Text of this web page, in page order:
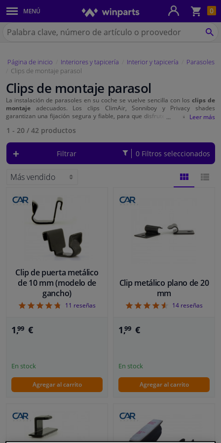
de
la
0
MENÚ
Paneles de la carrocería y montaje
Sistema de Iluminación
Recambios de frenos
Sistema de escape
Suspensión y transmisión
Recambios de refrigeración y calefacción
Piezas de motor y accesorios
Equipaje y transporte
Ventanas y accesorios
Interiores y tapicería
Limpieza y proteccón
Buscar
en
Página de inicio Interiores y tapicería Interior y tapicería
Parasoles
Clips de montaje parasol
Clips de montaje parasol
La instalación de parasoles en su coche se vuelve sencilla con los clips de
montaje adecuados. Los clips ClimAir, Sonniboy y Privacy shades
garantizan una fijación segura y fiable, para que disfrute de una sombra y
1 - 20 / 42 productos
Filtrar 0 Filtros seleccionados
Clip de puerta metálico
de 10 mm (modelo de
gancho)
4.73
11 reseñas
1,99 €
En stock
Agregar al carrito
Clip metálico plano de 20
mm
4.57
14 reseñas
1,99 €
En stock
Agregar al carrito